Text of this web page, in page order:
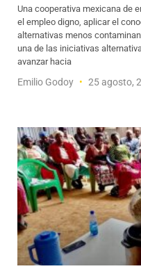
Una cooperativa mexicana de
el empleo digno, aplicar el
alternativas menos
una de las iniciativas
avanzar hacia
Emilio Godoy 25 agosto,